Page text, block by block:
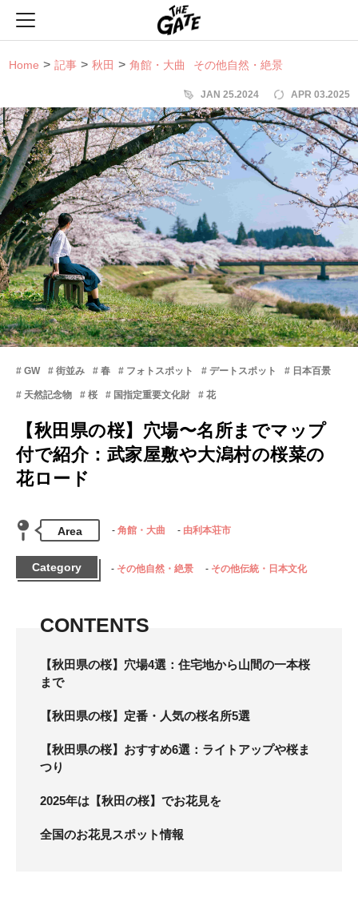
Home 記事 秋田 角館・大曲 その他自然・絶景
JAN 25.2024 APR 03.2025
GW 街並み 春 フォトスポット デートスポット 日本百景
天然記念物 桜 国指定重要文化財 花
【秋田県の桜】穴場〜名所までマップ
付で紹介：武家屋敷や大潟村の桜菜の
花ロード
Area 角館・大曲 由利本荘市
Category その他自然・絶景 その他伝統・日本文化
CONTENTS
【秋田県の桜】穴場4選：住宅地から山間の一本桜
まで
【秋田県の桜】定番・人気の桜名所5選
【秋田県の桜】おすすめ6選：ライトアップや桜ま
つり
2025年は【秋田の桜】でお花見を
全国のお花見スポット情報